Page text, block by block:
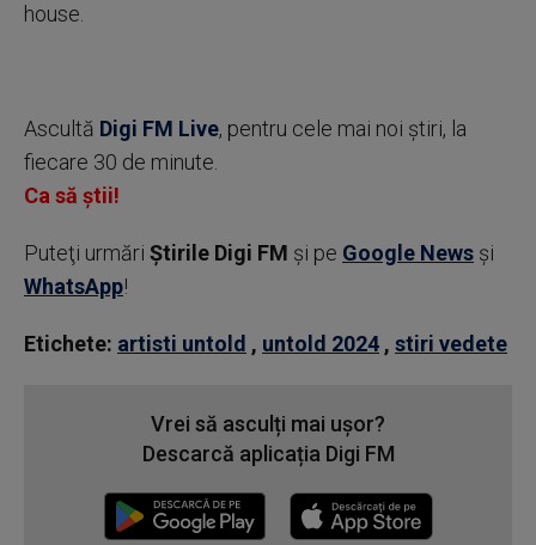
house.
Ascultă Digi FM Live, pentru cele mai noi știri, la
fiecare 30 de minute.
Ca să știi!
Puteţi urmări Știrile Digi FM şi pe Google News şi
WhatsApp!
Etichete: artisti untold , untold 2024 , stiri vedete
Vrei să asculți mai ușor?
Descarcă aplicația Digi FM